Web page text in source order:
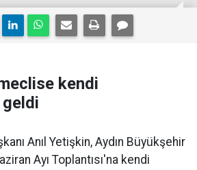
kendi
Anıl Yetişkin, Aydın Büyükşehir
Ayı Toplantısı'na kendi